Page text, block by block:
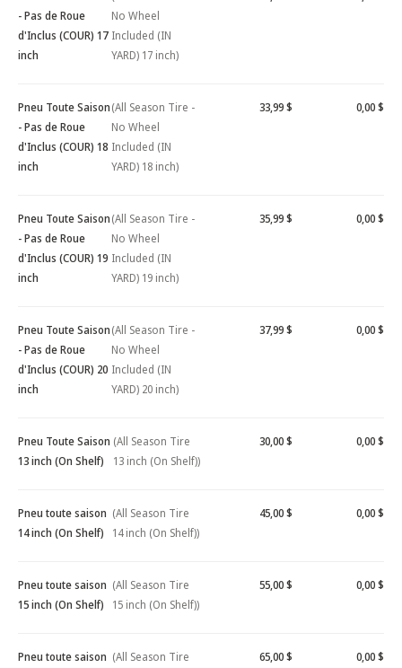
- Pas de Roue
d'Inclus (COUR) 17
inch
No Wheel
Included (IN
YARD) 17 inch)
Pneu Toute Saison
- Pas de Roue
d'Inclus (COUR) 18
inch
(All Season Tire -
No Wheel
Included (IN
YARD) 18 inch)
33,99 $ 0,00 $
Pneu Toute Saison
- Pas de Roue
d'Inclus (COUR) 19
inch
(All Season Tire -
No Wheel
Included (IN
YARD) 19 inch)
35,99 $ 0,00 $
Pneu Toute Saison
- Pas de Roue
d'Inclus (COUR) 20
inch
(All Season Tire -
No Wheel
Included (IN
YARD) 20 inch)
37,99 $ 0,00 $
Pneu Toute Saison
13 inch (On Shelf)
(All Season Tire
13 inch (On Shelf))
30,00 $ 0,00 $
Pneu toute saison
14 inch (On Shelf)
(All Season Tire
14 inch (On Shelf))
45,00 $ 0,00 $
Pneu toute saison
15 inch (On Shelf)
(All Season Tire
15 inch (On Shelf))
55,00 $ 0,00 $
Pneu toute saison (All Season Tire
65,00 $ 0,00 $